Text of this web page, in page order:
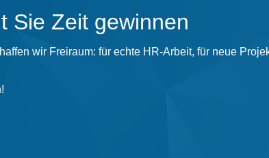
Sie Zeit gewinnen
wir Freiraum: für echte HR-Arbeit, für neue